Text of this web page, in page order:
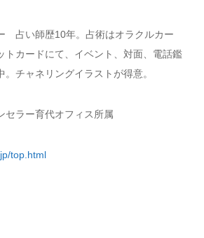
占い師歴10年。占術はオラクルカー
トカードにて、イベント、対面、電話鑑
チャネリングイラストが得意。
セラー育代オフィス所属
top.html